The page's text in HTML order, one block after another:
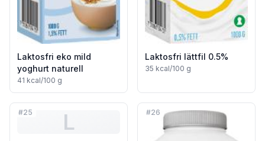
Laktosfri eko mild
yoghurt naturell
41 kcal/100 g
Laktosfri lättfil 0.5%
35 kcal/100 g
#25 L #26